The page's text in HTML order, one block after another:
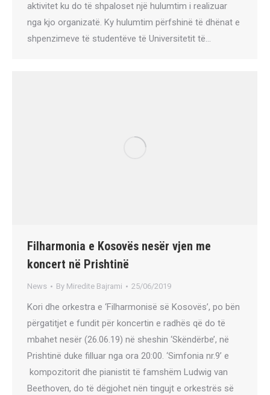
aktivitet ku do të shpaloset një hulumtim i realizuar
nga kjo organizatë. Ky hulumtim përfshinë të dhënat e
shpenzimeve të studentëve të Universitetit të…
Filharmonia e Kosovës nesër vjen me
koncert në Prishtinë
News By Miredite Bajrami 25/06/2019
Kori dhe orkestra e ‘Filharmonisë së Kosovës’, po bën
përgatitjet e fundit për koncertin e radhës që do të
mbahet nesër (26.06.19) në sheshin ‘Skëndërbe’, në
Prishtinë duke filluar nga ora 20:00. ‘Simfonia nr.9’ e
kompozitorit dhe pianistit të famshëm Ludwig van
Beethoven, do të dëgjohet nën tingujt e orkestrës së